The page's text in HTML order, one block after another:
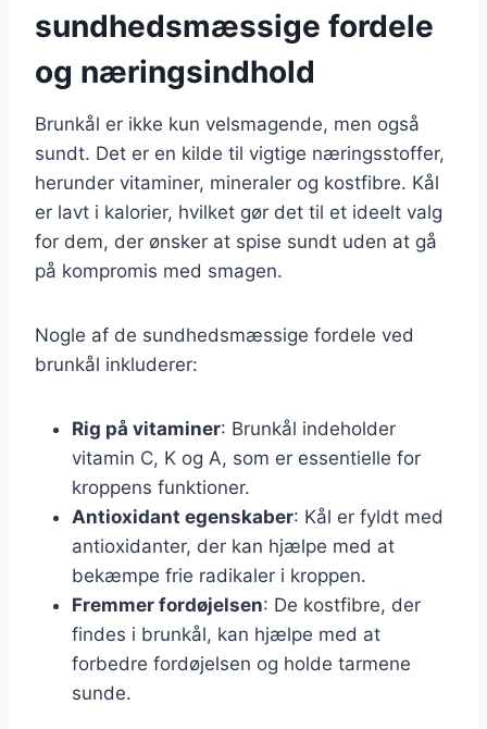
sundhedsmæssige fordele
og næringsindhold
Brunkål er ikke kun velsmagende, men også
sundt. Det er en kilde til vigtige næringsstoffer,
herunder vitaminer, mineraler og kostfibre. Kål
er lavt i kalorier, hvilket gør det til et ideelt valg
for dem, der ønsker at spise sundt uden at gå
på kompromis med smagen.
Nogle af de sundhedsmæssige fordele ved
brunkål inkluderer:
Rig på vitaminer: Brunkål indeholder
vitamin C, K og A, som er essentielle for
kroppens funktioner.
Antioxidant egenskaber: Kål er fyldt med
antioxidanter, der kan hjælpe med at
bekæmpe frie radikaler i kroppen.
Fremmer fordøjelsen: De kostfibre, der
findes i brunkål, kan hjælpe med at
forbedre fordøjelsen og holde tarmene
sunde.